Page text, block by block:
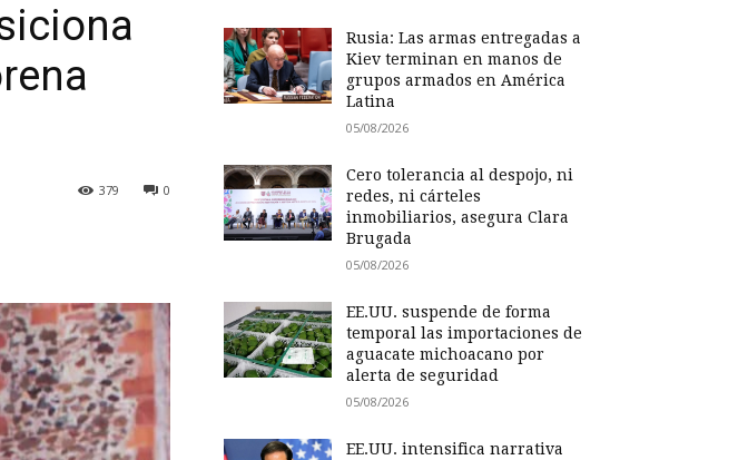
0
379
Rusia: Las armas entregadas a
Kiev terminan en manos de
grupos armados en América
Latina
05/08/2026
Cero tolerancia al despojo, ni
redes, ni cárteles
inmobiliarios, asegura Clara
Brugada
05/08/2026
EE.UU. suspende de forma
temporal las importaciones de
aguacate michoacano por
alerta de seguridad
05/08/2026
EE.UU. intensifica narrativa